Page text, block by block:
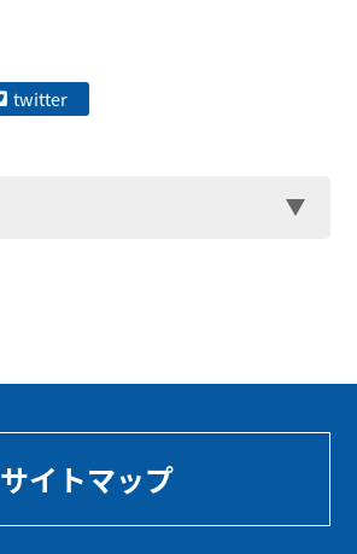
twitter
サイトマップ